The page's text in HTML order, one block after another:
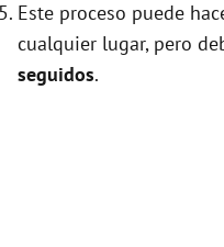
Este proceso puede
cualquier lugar, pero
seguidos.